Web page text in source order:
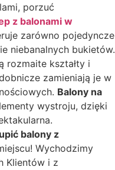
porzuć
z balonami w
zarówno pojedyncze
niebanalnych bukietów.
rozmaite kształty i
zamieniają je w
Balony na
wystroju, dzięki
balony z
Wychodzimy
Klientów i z